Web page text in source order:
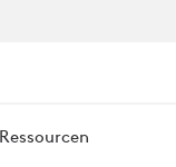
Ressourcen